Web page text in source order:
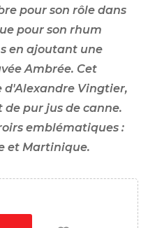
pour son rôle dans
pour son rhum
en ajoutant une
Ambrée. Cet
d'Alexandre Vingtier,
pur jus de canne.
emblématiques :
et Martinique.